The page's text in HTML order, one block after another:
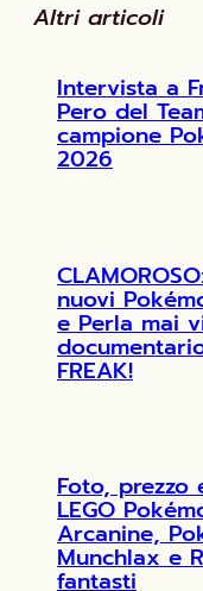
Altri articoli
Intervista a
Pero del
campione
2026
nuovi
e Perla mai
FREAK!
Foto, prezzo
LEGO
Arcanine,
Munchlax e
fantasti